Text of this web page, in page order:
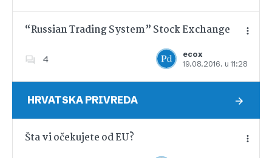
“Russian Trading System” Stock Exchange
4
ecox
19.08.2016. u 11:28
Dodajte u favorite
HRVATSKA PRIVREDA
Šta vi očekujete od EU?